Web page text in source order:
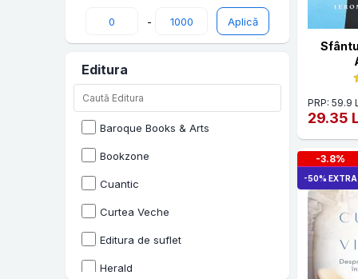
-
Editura
Baroque Books & Arts
Bookzone
Cuantic
Curtea Veche
Editura de suflet
Herald
PRP: 59.9
29.35
-3.8%
-50% EXTRA